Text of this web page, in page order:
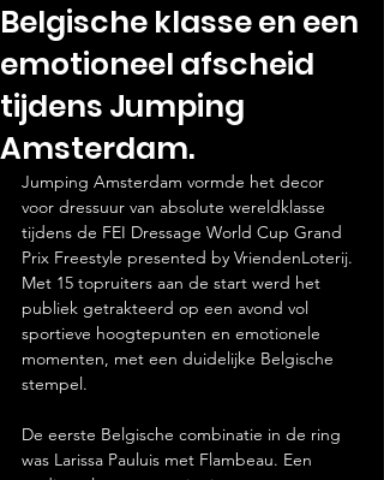
Belgische klasse en een
emotioneel afscheid
tijdens Jumping
Amsterdam.
Jumping Amsterdam vormde het decor
voor dressuur van absolute wereldklasse
tijdens de FEI Dressage World Cup Grand
Prix Freestyle presented by VriendenLoterij.
Met 15 topruiters aan de start werd het
publiek getrakteerd op een avond vol
sportieve hoogtepunten en emotionele
momenten, met een duidelijke Belgische
stempel.
De eerste Belgische combinatie in de ring
was Larissa Pauluis met Flambeau. Een